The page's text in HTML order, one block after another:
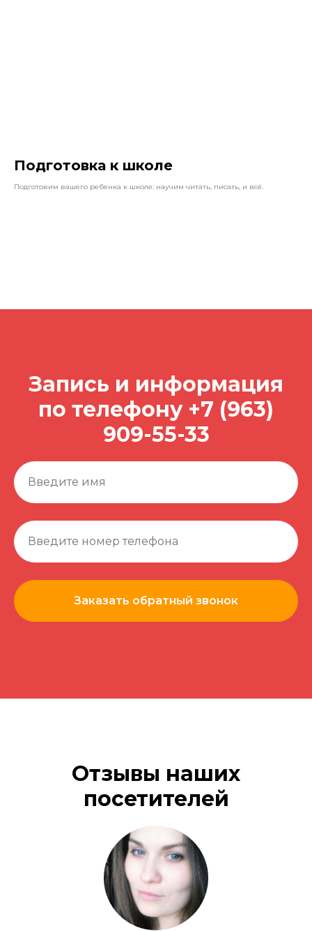
Подготовка к школе
Подготовим вашего ребенка к школе: научим читать, писать, и всё.
Запись и информация
по телефону +7 (963)
909-55-33
Заказать обратный звонок
Отзывы наших
посетителей